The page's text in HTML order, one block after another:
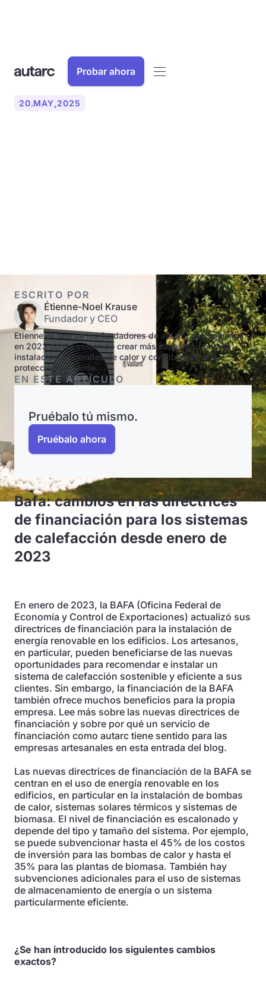
Probar ahora
20.MAY,2025
ESCRITO POR
Étienne-Noel Krause
Fundador y CEO
Etienne es uno de los fundadores de autarc, que comenzó
en 2023 con la misión de crear más capacidad para la
instalación de bombas de calor y contribuir así a la
protección del clima.
EN ESTE ARTÍCULO
Pruébalo tú mismo.
Pruébalo ahora
Bafa: cambios en las directrices
de financiación para los sistemas
de calefacción desde enero de
2023
En enero de 2023, la BAFA (Oficina Federal de
Economía y Control de Exportaciones) actualizó sus
directrices de financiación para la instalación de
energía renovable en los edificios. Los artesanos,
en particular, pueden beneficiarse de las nuevas
oportunidades para recomendar e instalar un
sistema de calefacción sostenible y eficiente a sus
clientes. Sin embargo, la financiación de la BAFA
también ofrece muchos beneficios para la propia
empresa. Lee más sobre las nuevas directrices de
financiación y sobre por qué un servicio de
financiación como autarc tiene sentido para las
empresas artesanales en esta entrada del blog.
Las nuevas directrices de financiación de la BAFA se
centran en el uso de energía renovable en los
edificios, en particular en la instalación de bombas
de calor, sistemas solares térmicos y sistemas de
biomasa. El nivel de financiación es escalonado y
depende del tipo y tamaño del sistema. Por ejemplo,
se puede subvencionar hasta el 45% de los costos
de inversión para las bombas de calor y hasta el
35% para las plantas de biomasa. También hay
subvenciones adicionales para el uso de sistemas
de almacenamiento de energía o un sistema
particularmente eficiente.
¿Se han introducido los siguientes cambios
exactos?